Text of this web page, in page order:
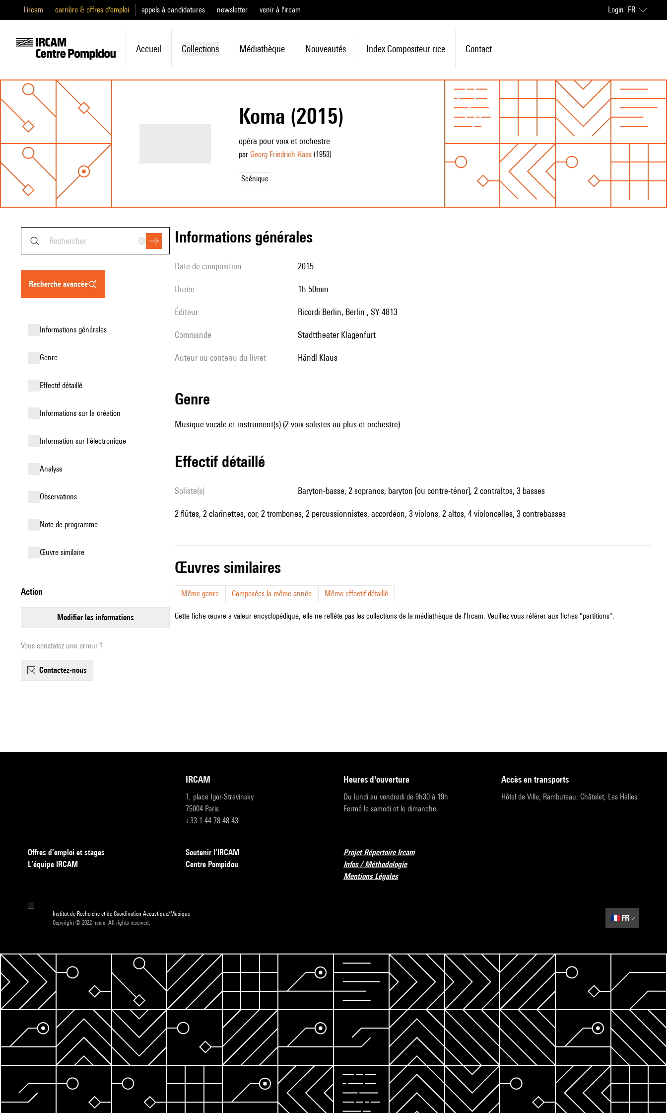
l'ircam carrière & offres d'emploi appels à candidatures newsletter venir à l'ircam Login FR
Accueil Collections Médiathèque Nouveautés Index Compositeur·rice Contact
Koma (2015)
opéra pour voix et orchestre
par Georg Friedrich Haas(1953)
Scénique
recherche avancée
informations générales
genre
effectif détaillé
informations sur la création
Information sur l'électronique
analyse
observations
Note de programme
œuvre similaire
action
modifier les informations
Vous constatez une erreur ?
contactez-nous
informations générales
date de composition 2015
durée 1h 50min
éditeur Ricordi Berlin, Berlin , SY 4813
Commande Stadttheater Klagenfurt
Auteur ou contenu du livret Händl Klaus
genre
Musique vocale et instrument(s) (2 voix solistes ou plus et orchestre)
effectif détaillé
Soliste(s) baryton-basse, 2 sopranos, baryton [ou contre-ténor], 2 contraltos, 3 basses
2 flûtes, 2 clarinettes, cor, 2 trombones, 2 percussionnistes, accordéon, 3 violons, 2 altos, 4 violoncelles, 3 contrebasses
œuvres similaires
Même genre Composées la même année Même effectif détaillé
Cette fiche œuvre a valeur encyclopédique, elle ne reflète pas les collections de la médiathèque de l'Ircam. Veuillez vous référer aux fiches "partitions".
IRCAM
1, place Igor-Stravinsky
75004 Paris
+33 1 44 78 48 43
heures d'ouverture
Du lundi au vendredi de 9h30 à 19h
Fermé le samedi et le dimanche
accès en transports
Hôtel de Ville, Rambuteau, Châtelet, Les Halles
Offres d’emploi et stages
L’équipe IRCAM
Soutenir l’IRCAM
Centre Pompidou
Projet Répertoire Ircam
Infos / Méthodologie
Mentions Légales
Institut de Recherche et de Coordination Acoustique/Musique
Copyright © 2022 Ircam. All rights reserved.
🇫🇷 FR